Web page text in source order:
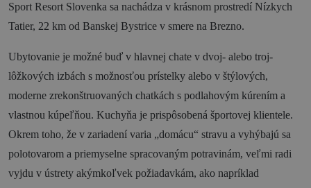
Novinky a podujatia
Novinky
Kalendár podujatí
Blog
OOCR
Členovia
Kontakt
Sport Resort Slovenka sa nachádza v krásnom prostredí Nízkych
Tatier, 22 km od Banskej Bystrice v smere na Brezno.
Ubytovanie je možné buď v hlavnej chate v dvoj- alebo troj-
lôžkových izbách s možnosťou prístelky alebo v štýlových,
moderne zrekonštruovaných chatkách s podlahovým kúrením a
vlastnou kúpeľňou. Kuchyňa je prispôsobená športovej klientele.
Okrem toho, že v zariadení varia „domácu“ stravu a vyhýbajú sa
polotovarom a priemyselne spracovaným potravinám, veľmi radi
vyjdu v ústrety akýmkoľvek požiadavkám, ako napríklad